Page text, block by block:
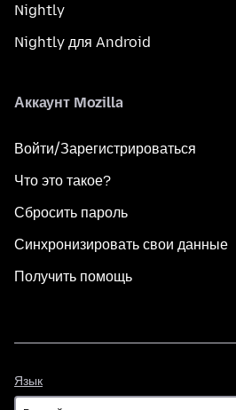
Nightly
Nightly для Android
Аккаунт Mozilla
Войти/Зарегистрироваться
Что это такое?
Сбросить пароль
Синхронизировать свои данные
Получить помощь
Язык